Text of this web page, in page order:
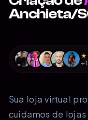
Anchieta/
★
Sua loja virtual
cuidamos de